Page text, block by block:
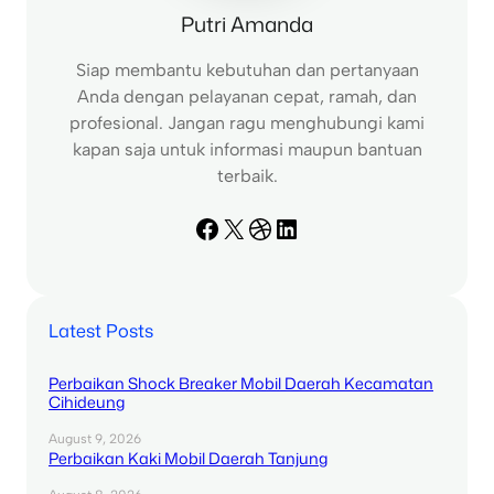
Putri Amanda
Siap membantu kebutuhan dan pertanyaan
Anda dengan pelayanan cepat, ramah, dan
profesional. Jangan ragu menghubungi kami
kapan saja untuk informasi maupun bantuan
terbaik.
Facebook X Dribbble LinkedIn
Latest Posts
Perbaikan Shock Breaker Mobil Daerah Kecamatan
Cihideung
August 9, 2026
Perbaikan Kaki Mobil Daerah Tanjung